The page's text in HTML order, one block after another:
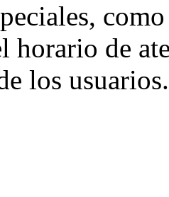
horario de
los usuarios.